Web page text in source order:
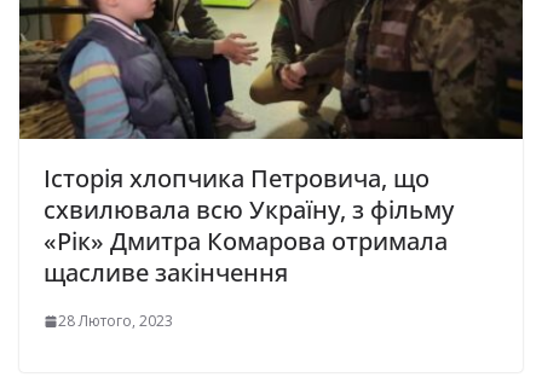
Історія хлопчика Петровича, що
схвилювала всю Україну, з фільму
«Рік» Дмитра Комарова отримала
щасливе закінчення
28 Лютого, 2023